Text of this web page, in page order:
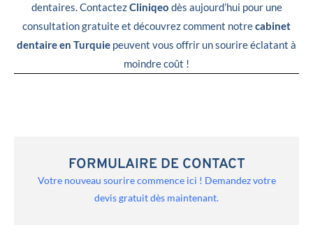
dentaires. ContactezCliniqeo dès aujourd’hui pour une
consultation gratuite et découvrez comment notrecabinet
dentaire en Turquie peuvent vous offrir un sourire éclatant à
moindre coût !
FORMULAIRE DE CONTACT
Votre nouveau sourire commence ici ! Demandez votre
devis gratuit dès maintenant.